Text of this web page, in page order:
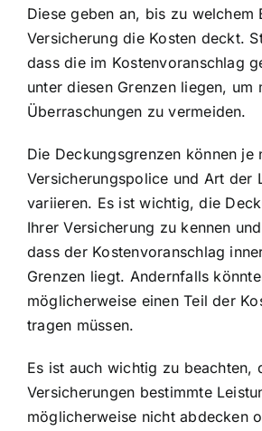
Diese geben an, bis zu welchem
Versicherung die Kosten deckt.
dass die im Kostenvoranschlag
unter diesen Grenzen liegen, um
Überraschungen zu vermeiden.
Die Deckungsgrenzen können je
Versicherungspolice und Art der
variieren. Es ist wichtig, die
Ihrer Versicherung zu kennen
dass der Kostenvoranschlag
Grenzen liegt. Andernfalls
möglicherweise einen Teil der
tragen müssen.
Es ist auch wichtig zu beachten,
Versicherungen bestimmte
möglicherweise nicht abdecken